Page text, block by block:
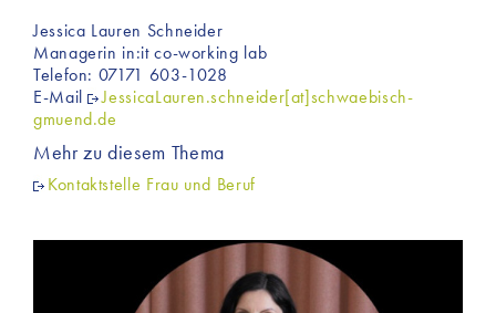
Jessica Lauren Schneider
Managerin in:it co-working lab
Telefon: 07171 603-1028
E-Mail
JessicaLauren.schneider[at]schwaebisch-
gmuend.de
Mehr zu diesem Thema
Kontaktstelle Frau und Beruf